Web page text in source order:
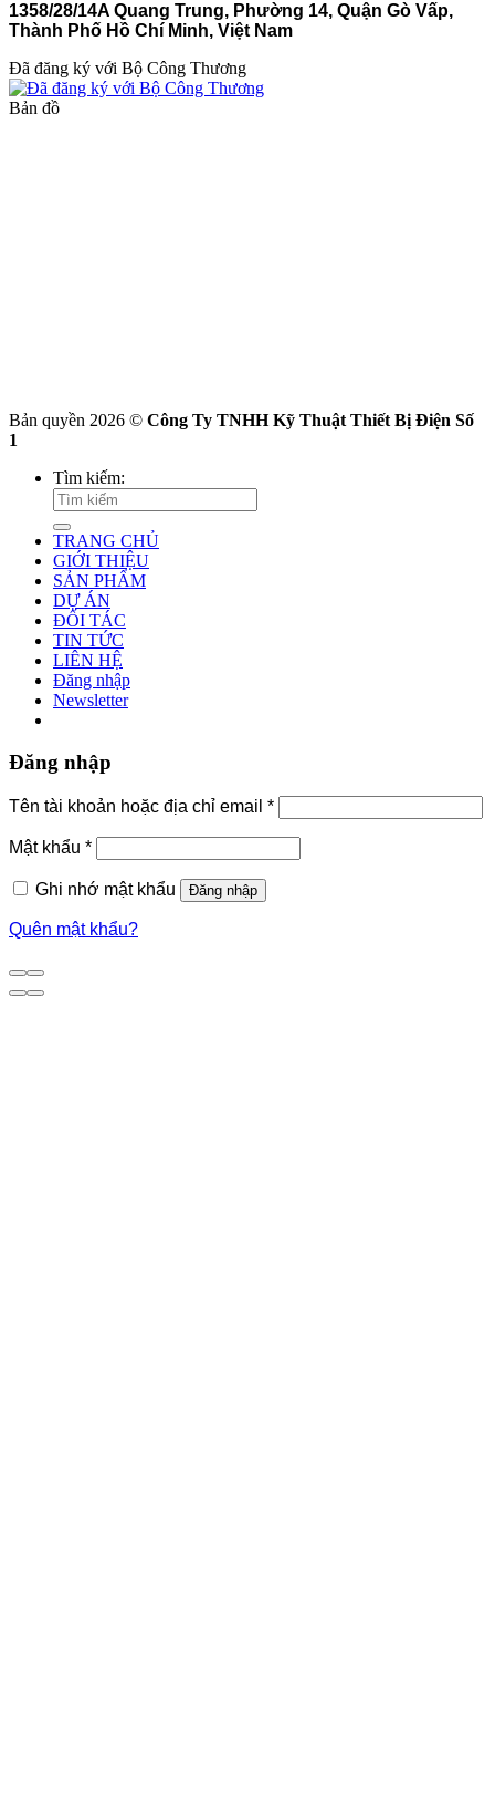
1358/28/14A Quang Trung, Phường 14, Quận Gò Vấp,
Thành Phố Hồ Chí Minh, Việt Nam
Đã đăng ký với Bộ Công Thương
Bản đồ
Bản quyền 2026 © Công Ty TNHH Kỹ Thuật Thiết Bị Điện Số
1
Tìm kiếm:
TRANG CHỦ
GIỚI THIỆU
SẢN PHẨM
DỰ ÁN
ĐỐI TÁC
TIN TỨC
LIÊN HỆ
Đăng nhập
Newsletter
Đăng nhập
Tên tài khoản hoặc địa chỉ email *
Mật khẩu *
Ghi nhớ mật khẩu Đăng nhập
Quên mật khẩu?